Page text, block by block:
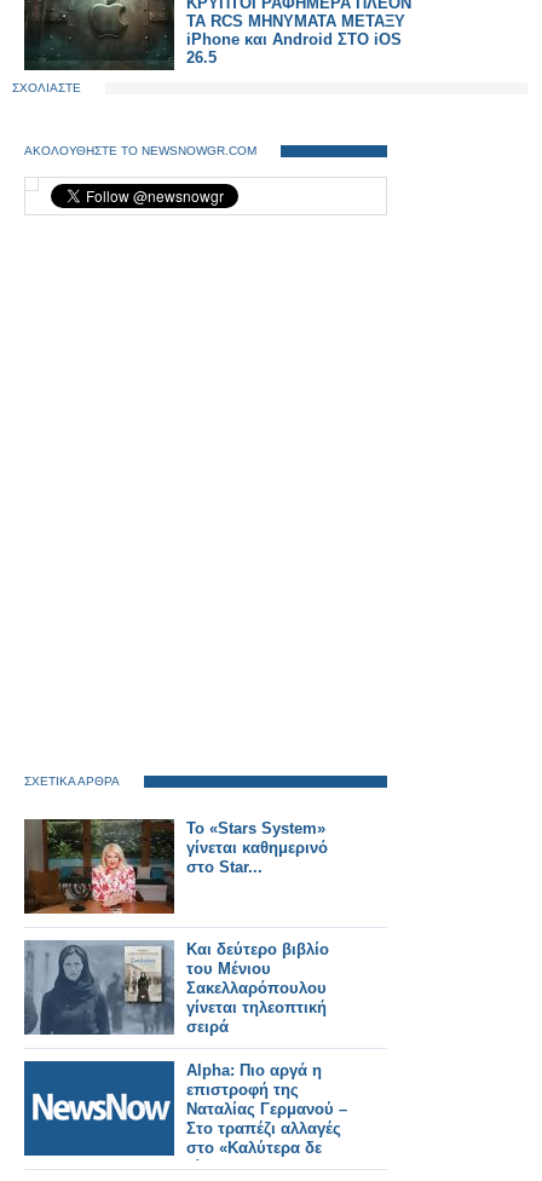
ΤΑ RCS ΜΗΝΥΜΑΤΑ ΜΕΤΑΞΥ
iPhone και Android ΣΤΟ iOS
26.5
ΣΧΟΛΙΑΣΤΕ
ΑΚΟΛΟΥΘΗΣΤΕ ΤΟ NEWSNOWGR.COM
ΣΧΕΤΙΚΑ ΑΡΘΡΑ
Το «Stars System»
γίνεται καθημερινό
στο Star...
Και δεύτερο βιβλίο
του Μένιου
Σακελλαρόπουλου
γίνεται τηλεοπτική
σειρά
Alpha: Πιο αργά η
επιστροφή της
Ναταλίας Γερμανού –
Στο τραπέζι αλλαγές
στο «Καλύτερα δε
γίνεται»